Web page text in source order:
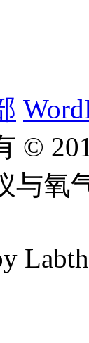
©
与氧